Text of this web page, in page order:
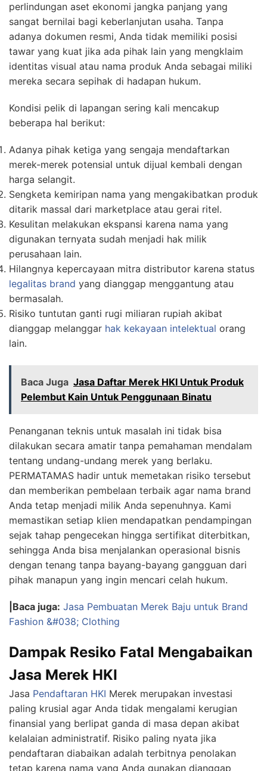
perlindungan aset ekonomi jangka panjang yang
sangat bernilai bagi keberlanjutan usaha. Tanpa
adanya dokumen resmi, Anda tidak memiliki posisi
tawar yang kuat jika ada pihak lain yang mengklaim
identitas visual atau nama produk Anda sebagai miliki
mereka secara sepihak di hadapan hukum.
Kondisi pelik di lapangan sering kali mencakup
beberapa hal berikut:
Adanya pihak ketiga yang sengaja mendaftarkan
merek-merek potensial untuk dijual kembali dengan
harga selangit.
Sengketa kemiripan nama yang mengakibatkan produk
ditarik massal dari marketplace atau gerai ritel.
Kesulitan melakukan ekspansi karena nama yang
digunakan ternyata sudah menjadi hak milik
perusahaan lain.
Hilangnya kepercayaan mitra distributor karena status
legalitas brand yang dianggap menggantung atau
bermasalah.
Risiko tuntutan ganti rugi miliaran rupiah akibat
dianggap melanggar hak kekayaan intelektual orang
lain.
Baca Juga Jasa Daftar Merek HKI Untuk Produk
Pelembut Kain Untuk Penggunaan Binatu
Penanganan teknis untuk masalah ini tidak bisa
dilakukan secara amatir tanpa pemahaman mendalam
tentang undang-undang merek yang berlaku.
PERMATAMAS hadir untuk memetakan risiko tersebut
dan memberikan pembelaan terbaik agar nama brand
Anda tetap menjadi milik Anda sepenuhnya. Kami
memastikan setiap klien mendapatkan pendampingan
sejak tahap pengecekan hingga sertifikat diterbitkan,
sehingga Anda bisa menjalankan operasional bisnis
dengan tenang tanpa bayang-bayang gangguan dari
pihak manapun yang ingin mencari celah hukum.
|Baca juga: Jasa Pembuatan Merek Baju untuk Brand
Fashion &#038; Clothing
Dampak Resiko Fatal Mengabaikan
Jasa Merek HKI
Jasa Pendaftaran HKI Merek merupakan investasi
paling krusial agar Anda tidak mengalami kerugian
finansial yang berlipat ganda di masa depan akibat
kelalaian administratif. Risiko paling nyata jika
pendaftaran diabaikan adalah terbitnya penolakan
tetap karena nama yang Anda gunakan dianggap